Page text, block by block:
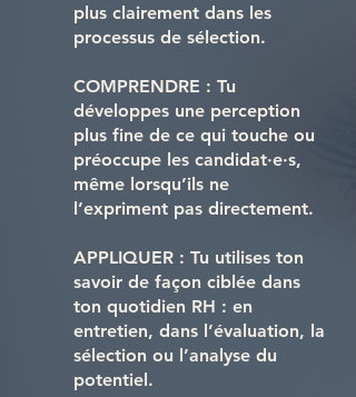
plus clairement dans les
processus de sélection.
COMPRENDRE : Tu
développes une perception
plus fine de ce qui touche ou
préoccupe les candidat·e·s,
même lorsqu’ils ne
l’expriment pas directement.
APPLIQUER : Tu utilises ton
savoir de façon ciblée dans
ton quotidien RH : en
entretien, dans l’évaluation, la
sélection ou l’analyse du
potentiel.